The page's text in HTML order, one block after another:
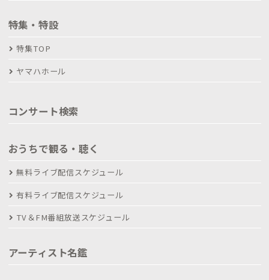
特集・特設
特集TOP
ヤマハホール
コンサート検索
おうちで観る・聴く
無料ライブ配信スケジュール
有料ライブ配信スケジュール
TV＆FM番組放送スケジュール
アーティスト名鑑